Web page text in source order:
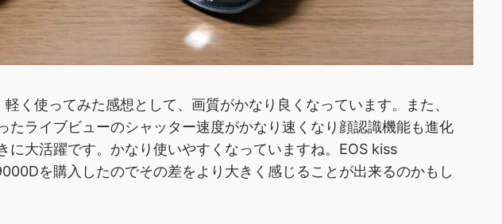
く使ってみた感想として、画質がかなり良くなっています。また、
たライブビューのシャッター速度がかなり速くなり顔認識機能も進化
に大活躍です。かなり使いやすくなっていますね。EOS kiss
を購入したのでその差をより大きく感じることが出来るのかもし